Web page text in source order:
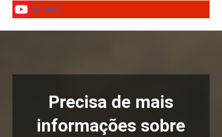
Youtube
Precisa de mais
informações sobre